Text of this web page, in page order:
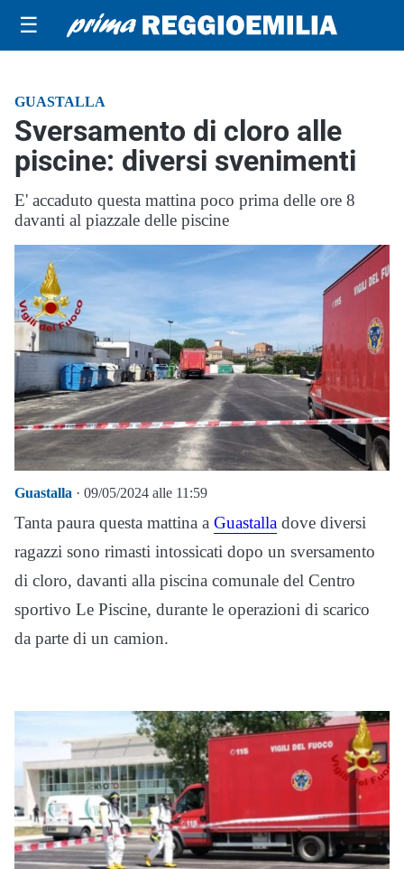
☰
GUASTALLA
Sversamento di cloro alle
piscine: diversi svenimenti
E' accaduto questa mattina poco prima delle ore 8
davanti al piazzale delle piscine
Guastalla · 09/05/2024 alle 11:59
Tanta paura questa mattina a Guastalla dove diversi
ragazzi sono rimasti intossicati dopo un sversamento
di cloro, davanti alla piscina comunale del Centro
sportivo Le Piscine, durante le operazioni di scarico
da parte di un camion.